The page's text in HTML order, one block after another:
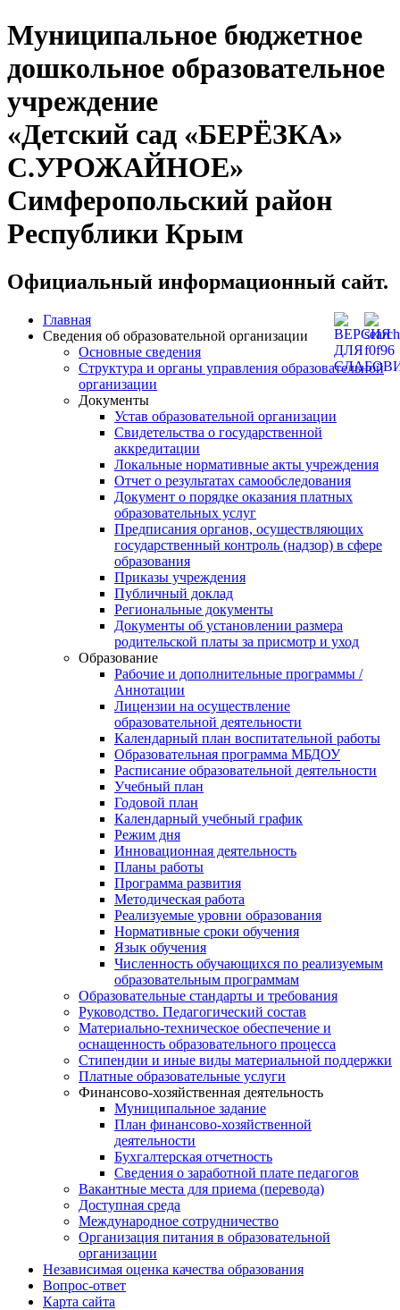
Муниципальное бюджетное
дошкольное образовательное
учреждение
«Детский сад «БЕРЁЗКА»
С.УРОЖАЙНОЕ»
Симферопольский район
Республики Крым
Официальный информационный сайт.
Главная
Сведения об образовательной организации
Основные сведения
Структура и органы управления образовательной
организации
Документы
Устав образовательной организации
Свидетельства о государственной
аккредитации
Локальные нормативные акты учреждения
Отчет о результатах самообследования
Документ о порядке оказания платных
образовательных услуг
Предписания органов, осуществляющих
государственный контроль (надзор) в сфере
образования
Приказы учреждения
Публичный доклад
Региональные документы
Документы об установлении размера
родительской платы за присмотр и уход
Образование
Рабочие и дополнительные программы /
Аннотации
Лицензии на осуществление
образовательной деятельности
Календарный план воспитательной работы
Образовательная программа МБДОУ
Расписание образовательной деятельности
Учебный план
Годовой план
Календарный учебный график
Режим дня
Инновационная деятельность
Планы работы
Программа развития
Методическая работа
Реализуемые уровни образования
Нормативные сроки обучения
Язык обучения
Численность обучающихся по реализуемым
образовательным программам
Образовательные стандарты и требования
Руководство. Педагогический состав
Материально-техническое обеспечение и
оснащенность образовательного процесса
Стипендии и иные виды материальной поддержки
Платные образовательные услуги
Финансово-хозяйственная деятельность
Муниципальное задание
План финансово-хозяйственной
деятельности
Бухгалтерская отчетность
Сведения о заработной плате педагогов
Вакантные места для приема (перевода)
Доступная среда
Международное сотрудничество
Организация питания в образовательной
организации
Независимая оценка качества образования
Вопрос-ответ
Карта сайта